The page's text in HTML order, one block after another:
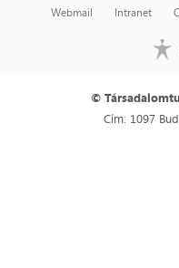
Webmail Intranet
©
Cím: 1097